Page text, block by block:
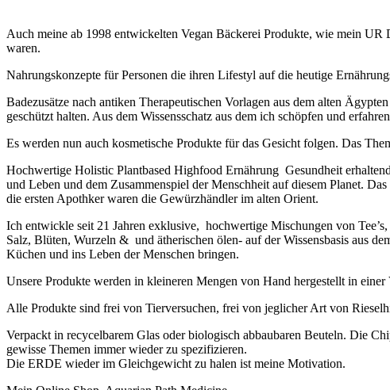
Auch meine ab 1998 entwickelten Vegan Bäckerei Produkte, wie mein
waren.
Nahrungskonzepte für Personen die ihren Lifestyl auf die heutige
Badezusätze nach antiken Therapeutischen Vorlagen aus dem alten
geschützt halten. Aus dem Wissensschatz aus dem ich schöpfen und
Es werden nun auch kosmetische Produkte für das Gesicht folgen. Das
Hochwertige Holistic Plantbased Highfood Ernährung Gesundheit
und Leben und dem Zusammenspiel der Menschheit auf diesem Planet.
die ersten Apothker waren die Gewürzhändler im alten Orient.
Ich entwickle seit 21 Jahren exklusive, hochwertige Mischungen von
Salz, Blüten, Wurzeln & und ätherischen ölen- auf der Wissensbasis aus
Küchen und ins Leben der Menschen bringen.
Unsere Produkte werden in kleineren Mengen von Hand hergestellt in
Alle Produkte sind frei von Tierversuchen, frei von jeglicher Art von
Verpackt in recycelbarem Glas oder biologisch abbaubaren Beuteln. Die
gewisse Themen immer wieder zu spezifizieren.
Die ERDE wieder im Gleichgewicht zu halen ist meine Motivation.